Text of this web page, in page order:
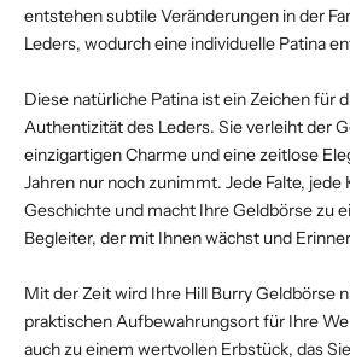
entstehen subtile Veränderungen in der
Leders, wodurch eine individuelle Patina
Diese natürliche Patina ist ein Zeichen für
Authentizität des Leders. Sie verleiht der
einzigartigen Charme und eine zeitlose
Jahren nur noch zunimmt. Jede Falte,
Geschichte und macht Ihre Geldbörse zu
Begleiter, der mit Ihnen wächst und
Mit der Zeit wird Ihre Hill Burry Geldbörse
praktischen Aufbewahrungsort für Ihre
auch zu einem wertvollen Erbstück, das